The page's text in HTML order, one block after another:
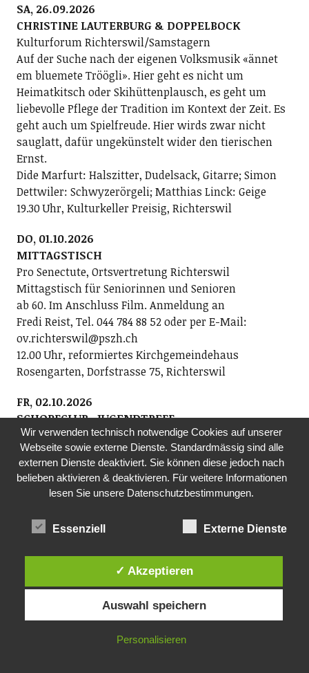
SA, 26.09.2026
CHRISTINE LAUTERBURG & DOPPELBOCK
Kulturforum Richterswil/Samstagern
Auf der Suche nach der eigenen Volksmusik «ännet
em bluemete Tröögli». Hier geht es nicht um
Heimatkitsch oder Skihüttenplausch, es geht um
liebevolle Pflege der Tradition im Kontext der Zeit. Es
geht auch um Spielfreude. Hier wirds zwar nicht
sauglatt, dafür ungekünstelt wider den tierischen
Ernst.
Dide Marfurt: Halszitter, Dudelsack, Gitarre; ­Simon
Dettwiler: Schwyzerörgeli; Matthias Linck: Geige
19.30 Uhr, Kulturkeller Preisig, Richterswil
DO, 01.10.2026
MITTAGSTISCH
Pro Senectute, Ortsvertretung Richterswil
Mittagstisch für Seniorinnen und Senioren
ab 60. Im Anschluss Film. Anmeldung an
Fredi Reist, Tel. 044 784 88 52 oder per E-Mail:
ov.richterswil@pszh.ch
12.00 Uhr, reformiertes Kirchgemeindehaus
Rosengarten, Dorfstrasse 75, Richterswil
FR, 02.10.2026
SCHOPFCLUB- JUGENDTREFF
Jugendarbeitende der beiden Kirchen sowie der
Jugendarbeit kuja
Am Freitagabend nichts vor? Der Schopfclub bietet
Jugendlichen der Sekundarstufe einen Jugendtreff.
Ob Musik hören, einen Film schauen oder einfach nur
abhängen – du entscheidest, was du machen willst.
Komm vorbei und nimm deine Freunde mit!
TANZ-CAFÉ MIT LIVE-MUSIK
Pro Senectute Kanton Zürich, Ortsvertretung
Die Ortsvertretung Wädenswil und Au organisiert das
Wir verwenden technisch notwendige Cookies auf unserer
Webseite sowie externe Dienste. Standardmässig sind alle
externen Dienste deaktiviert. Sie können diese jedoch nach
belieben aktivieren & deaktivieren. Für weitere Informationen
lesen Sie unsere Datenschutzbestimmungen.
Essenziell Externe Dienste
✓ Akzeptieren
Auswahl speichern
Personalisieren